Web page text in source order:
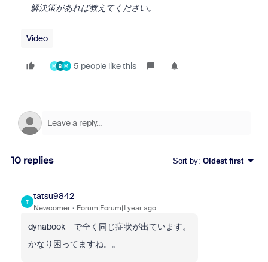
解決策があれば教えてください。
Video
M B M 5 people like this
10 replies Sort by: Oldest first
T
tatsu9842
Newcomer Forum|Forum|1 year ago
dynabook で全く同じ症状が出ています。
かなり困ってますね。。